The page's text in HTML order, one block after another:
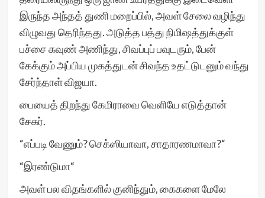
இருந்த அந்தத் துணி மறைப்பில், அவள் சேலை வழிந்து
விழுவது தெரிந்தது. அடுத்த பத்து நிமிஷத்துக்குள்
பச்சை கவுண் அணிந்து, சிவப்புப் பவுடரும், பேன்
கேக்கும் அப்பிய முகத்துடன் சிவந்த உதட்டுடனும் வந்து
சேர்ந்தாள் விஜயா.
பையைத் திறந்து கேமிராவை வெளியே எடுத்தான்
சேகர்.
“எப்படி வேணும்? செக்ஸியாவா, சாதாரணமாவா?“
“இரண்டுமா“
அவள் பல விதங்களில் குனிந்தும், கைகளை மேலே